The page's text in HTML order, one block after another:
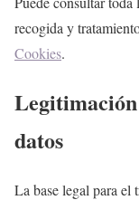
recogida y
Cookies.
datos
La base legal para el